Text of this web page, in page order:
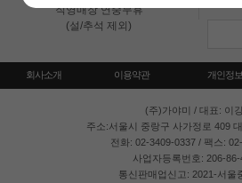
직영매장 연중무휴
(설/추석 제외)
회사소개 이용약관 개인정
(주)가야미 / 대표: 이
주소:서울시 중랑구 사가정로 409
전화: 02-3409-0337 / 팩스:
사업자등록번호: 206-86-
통신판매업신고: 2021-서울